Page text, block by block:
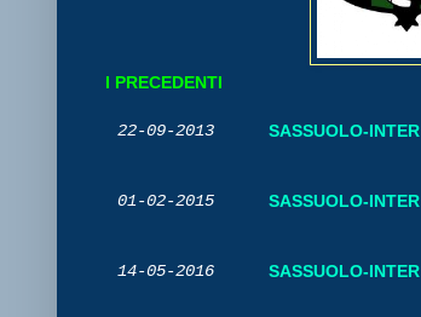
I PRECEDENTI
22-09-2013 SASSUOLO-INTER
01-02-2015 SASSUOLO-INTER
14-05-2016 SASSUOLO-INTER